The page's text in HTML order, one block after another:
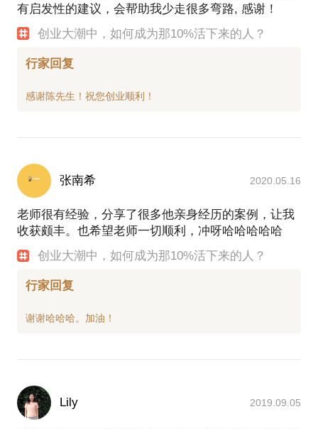
有启发性的建议，会帮助我少走很多弯路, 感谢！
创业大潮中，如何成为那10%活下来的人？
行家回复
张南希 2020.05.16
老师很有经验，分享了很多他亲身经历的案例，让我
收获颇丰。也希望老师一切顺利，冲呀哈哈哈哈哈
创业大潮中，如何成为那10%活下来的人？
行家回复
Lily 2019.09.05